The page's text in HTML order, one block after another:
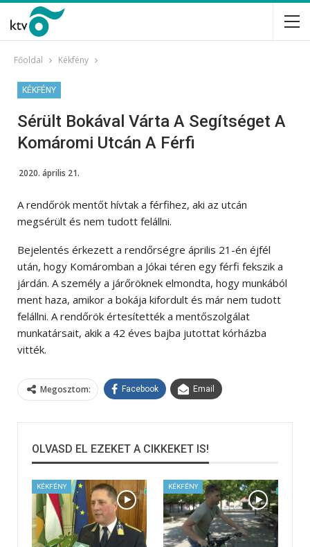
Főoldal Kékfény
KÉKFÉNY
Sérült Bokával Várta A Segítséget A
Komáromi Utcán A Férfi
2020. április 21.
A rendőrök mentőt hívtak a férfihez, aki az utcán
megsérült és nem tudott felállni.
Bejelentés érkezett a rendőrségre április 21-én éjfél
után, hogy Komáromban a Jókai téren egy férfi fekszik a
járdán. A személy a járőröknek elmondta, hogy munkából
ment haza, amikor a bokája kifordult és már nem tudott
felállni. A rendőrök értesítették a mentőszolgálat
munkatársait, akik a 42 éves bajba jutottat kórházba
vitték.
Megosztom: Facebook Email
OLVASD EL EZEKET A CIKKEKET IS!
KÉKFÉNY KÉKFÉNY